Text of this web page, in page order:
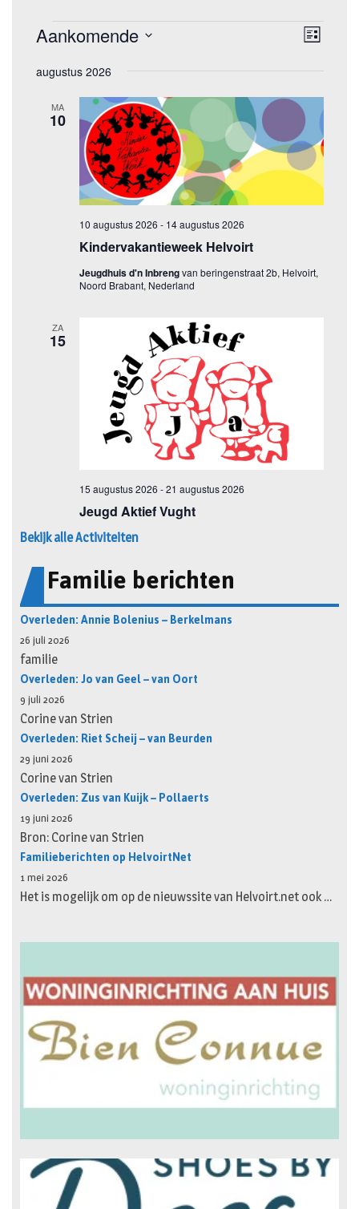
Bekijk alle Activiteiten
Familie berichten
Overleden: Annie Bolenius – Berkelmans
26 juli 2026
familie
Overleden: Jo van Geel – van Oort
9 juli 2026
Corine van Strien
Overleden: Riet Scheij – van Beurden
29 juni 2026
Corine van Strien
Overleden: Zus van Kuijk – Pollaerts
19 juni 2026
Bron: Corine van Strien
Familieberichten op HelvoirtNet
1 mei 2026
Het is mogelijk om op de nieuwssite van Helvoirt.net ook …